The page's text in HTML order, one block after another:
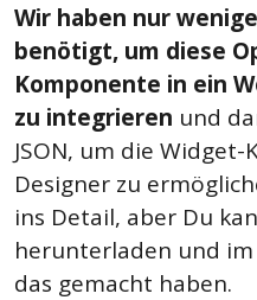
Wir haben nur
benötigt, um diese
Komponente in ein
zu integrieren und
JSON, um die
Designer zu
ins Detail, aber Du
herunterladen und
das gemacht haben.